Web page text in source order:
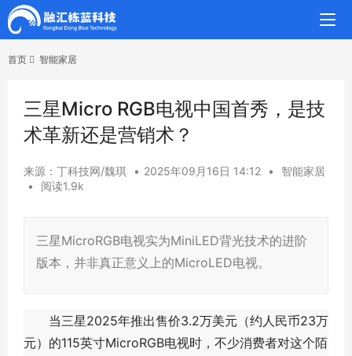
首页 智能家居
三星Micro RGB电视中国首秀，是技
术革新还是营销术？
来源：丁科技网/魏琪 • 2025年09月16日 14:12 •
智能家居
•
阅读1.9k
三星MicroRGB电视实为MiniLED背光技术的进阶
版本，并非真正意义上的MicroLED电视。
当三星2025年推出售价3.2万美元（约人民币23万
元）的115英寸MicroRGB电视时，不少消费者对这个陌